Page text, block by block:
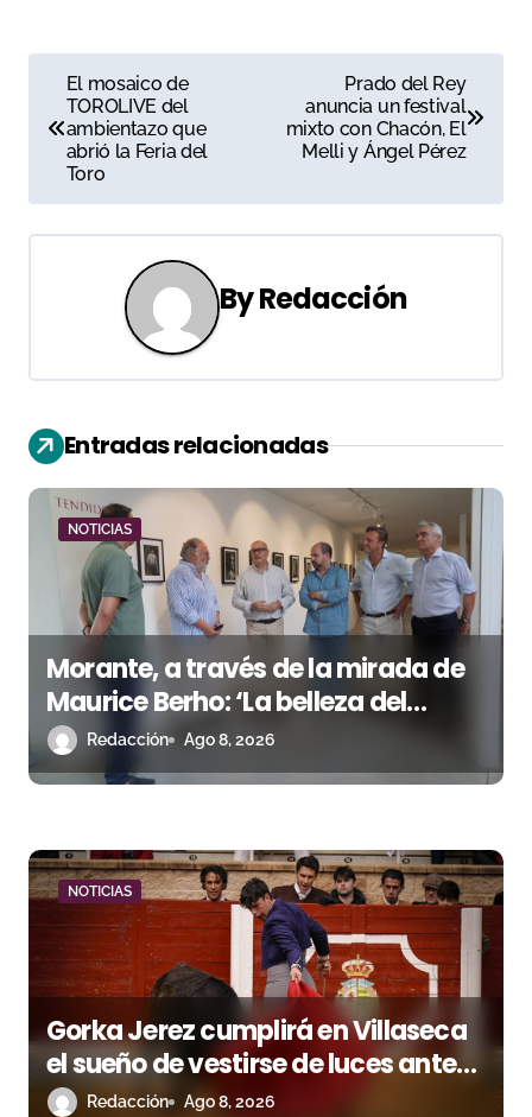
a
e
c
i
ó
n
e
n
t
a
d
a
s
El mosaico de
TOROLIVE del
ambientazo que
abrió la Feria del
Toro
Prado del Rey
anuncia un festival
mixto con Chacón, El
Melli y Ángel Pérez
ByRedacción
Entradas relacionadas
NOTICIAS
Morante, a través de la mirada de
Maurice Berho: ‘La belleza del
misterio’ llega a La Malagueta
Redacción Ago 8, 2026
NOTICIAS
Gorka Jerez cumplirá en Villaseca
el sueño de vestirse de luces ante
los suyos
Redacción Ago 8, 2026